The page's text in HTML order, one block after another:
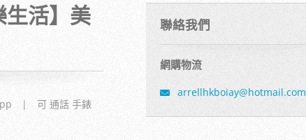
活】美
|
可 通話 手錶
聯絡我們
網購物流
arrellhkboiay@hotmail.com